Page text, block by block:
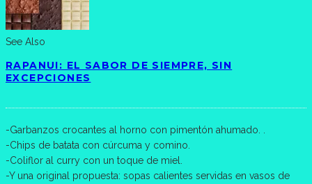
See Also
RAPANUI: EL SABOR DE SIEMPRE, SIN
EXCEPCIONES
-Garbanzos crocantes al horno con pimentón ahumado. .
-Chips de batata con cúrcuma y comino.
-Coliflor al curry con un toque de miel.
-Y una original propuesta: sopas calientes servidas en vasos de